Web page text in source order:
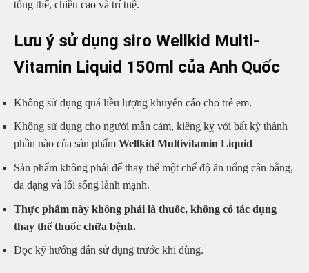
tổng thể, chiều cao và trí tuệ.
Lưu ý sử dụng siro Wellkid Multi-
Vitamin Liquid 150ml của Anh Quốc
Không sử dụng quá liều lượng khuyến cáo cho trẻ em.
Không sử dụng cho người mẫn cảm, kiêng kỵ với bất kỳ thành
phần nào của sản phẩm Wellkid Multivitamin Liquid
Sản phẩm không phải để thay thế một chế độ ăn uống cân bằng,
đa dạng và lối sống lành mạnh.
Thực phẩm này không phải là thuốc, không có tác dụng
thay thế thuốc chữa bệnh.
Đọc kỹ hướng dẫn sử dụng trước khi dùng.